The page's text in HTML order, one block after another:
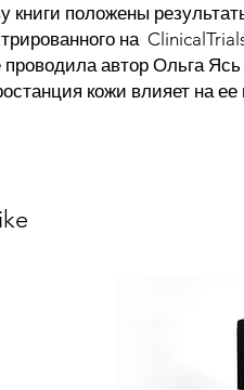
книги положены
на
проводила автор Ольга
кожи влияет на